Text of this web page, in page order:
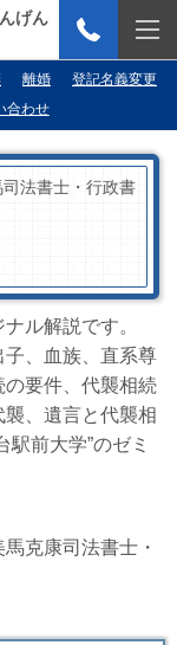
げん
離婚
登記名義変更
合わせ
法書士・行政書
ル解説です。
、血族、直系尊
の要件、代襲相続
、遺言と代襲相
前大学”のゼミ
克康司法書士・